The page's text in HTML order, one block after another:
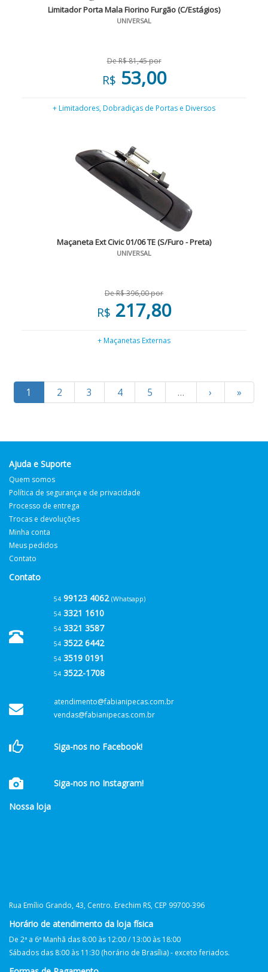
Limitador Porta Mala Fiorino Furgão (C/Estágios)
UNIVERSAL
De R$ 81,45 por
R$ 53,00
+ Limitadores, Dobradiças de Portas e Diversos
Maçaneta Ext Civic 01/06 TE (S/Furo - Preta)
UNIVERSAL
De R$ 396,00 por
R$ 217,80
+ Maçanetas Externas
1 2 3 4 5 … › »
Ajuda e Suporte
Quem somos
Política de segurança e de privacidade
Processo de entrega
Trocas e devoluções
Minha conta
Meus pedidos
Contato
Contato
5499123 4062 (Whatsapp)
543321 1610
543321 3587
543522 6442
543519 0191
543522-1708
atendimento@fabianipecas.com.br
vendas@fabianipecas.com.br
Siga-nos no Facebook!
Siga-nos no Instagram!
Nossa loja
Rua Emílio Grando, 43, Centro. Erechim RS, CEP 99700-396
Horário de atendimento da loja física
De 2ª a 6ª Manhã das 8:00 às 12:00 / 13:00 às 18:00
Sábados das 8:00 às 11:30 (horário de Brasília) - exceto feriados.